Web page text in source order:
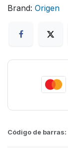
Brand: Origen
Código de barras: